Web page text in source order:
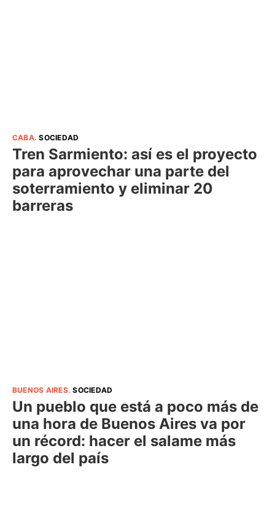
CABA.SOCIEDAD
Tren Sarmiento: así es el proyecto
para aprovechar una parte del
soterramiento y eliminar 20
barreras
BUENOS AIRES.SOCIEDAD
Un pueblo que está a poco más de
una hora de Buenos Aires va por
un récord: hacer el salame más
largo del país